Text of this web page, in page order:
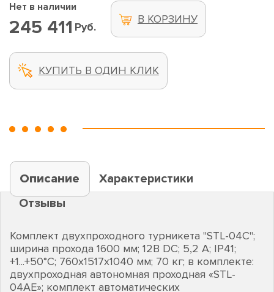
Нет в наличии
245 411 Руб.
В КОРЗИНУ
КУПИТЬ В ОДИН КЛИК
Описание
Характеристики
Отзывы
Комплект двухпроходного турникета "STL-04С";
ширина прохода 1600 мм; 12В DC; 5,2 А; IP41;
+1...+50°C; 760х1517х1040 мм; 70 кг; в комплекте:
двухпроходная автономная проходная «STL-
04AE»; комплект автоматических